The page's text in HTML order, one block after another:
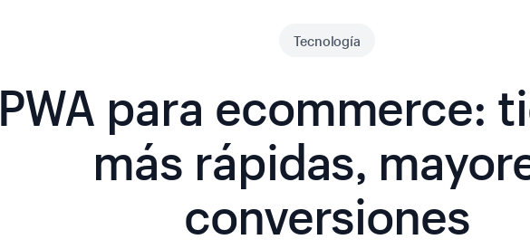
Tecnología
PWA para ecommerce:
más rápidas,
conversiones